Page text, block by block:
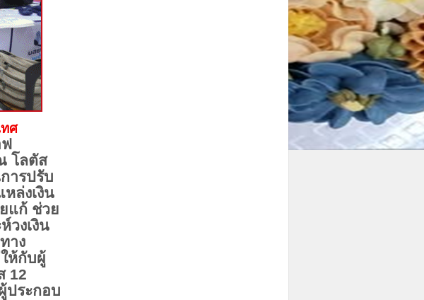
ศ
โลตัส
ารปรับ
หล่งเงิน
แก้ ช่วย
วงเงิน
าง
ห้กับผู้
12
ประกอบ